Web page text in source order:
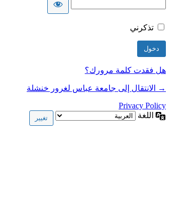
تذكرني
هل فقدت كلمة مرورك؟
→ الانتقال إلى جامعة عباس لغرور خنشلة
Privacy Policy
اللغة